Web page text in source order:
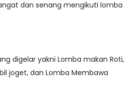
dan senang mengikuti lomba
digelar yakni Lomba makan Roti,
joget, dan Lomba Membawa